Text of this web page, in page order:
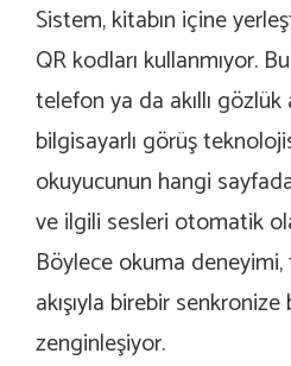
Sistem, kitabın içine
QR kodları kullanmıyor.
telefon ya da akıllı gözlük
bilgisayarlı görüş
okuyucunun hangi
ve ilgili sesleri otomatik
Böylece okuma deneyimi,
akışıyla birebir
zenginleşiyor.